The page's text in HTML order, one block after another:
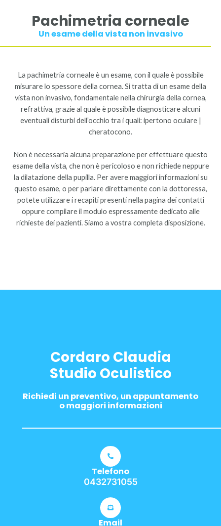
Pachimetria corneale
Un esame della vista non invasivo
La pachimetria corneale è un esame, con il quale è possibile
misurare lo spessore della cornea. Si tratta di un esame della
vista non invasivo, fondamentale nella chirurgia della cornea,
refrattiva, grazie al quale è possibile diagnosticare alcuni
eventuali disturbi dell’occhio tra i quali: ipertono oculare |
cheratocono.
Non è necessaria alcuna preparazione per effettuare questo
esame della vista, che non è pericoloso e non richiede neppure
la dilatazione della pupilla. Per avere maggiori informazioni su
questo esame, o per parlare direttamente con la dottoressa,
potete utilizzare i recapiti presenti nella pagina dei contatti
oppure compilare il modulo espressamente dedicato alle
richieste dei pazienti. Siamo a vostra completa disposizione.
Cordaro Claudia
Studio Oculistico
Richiedi un preventivo, un appuntamento
o maggiori informazioni
Telefono
0432731055
Email